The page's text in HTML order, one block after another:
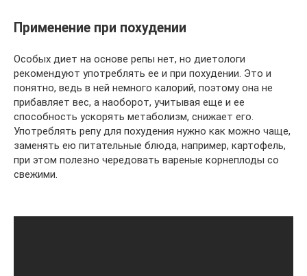
Применение при похудении
Особых диет на основе репы нет, но диетологи
рекомендуют употреблять ее и при похудении. Это и
понятно, ведь в ней немного калорий, поэтому она не
прибавляет вес, а наоборот, учитывая еще и ее
способность ускорять метаболизм, снижает его.
Употреблять репу для похудения нужно как можно чаще,
заменять ею питательные блюда, например, картофель,
при этом полезно чередовать вареные корнеплоды со
свежими.